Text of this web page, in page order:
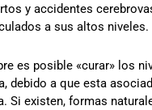
y accidentes
a sus altos niveles.
es posible «curar» los
debido a que esta
Si existen, formas